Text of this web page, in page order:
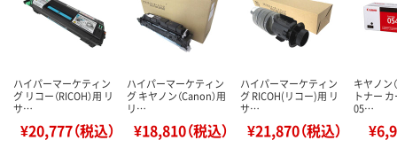
ハイパーマーケティン
グ リコー（RICOH）用 リ
サ…
¥20,777（税込）
ハイパーマーケティン
グ キヤノン（Canon）用
リ…
¥18,810（税込）
ハイパーマーケティン
グ RICOH(リコー)用 リ
サ…
¥21,870（税込）
キヤノン
トナー
05…